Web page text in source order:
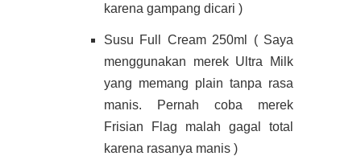
karena gampang dicari )
Susu Full Cream 250ml ( Saya
menggunakan merek Ultra Milk
yang memang plain tanpa rasa
manis. Pernah coba merek
Frisian Flag malah gagal total
karena rasanya manis )